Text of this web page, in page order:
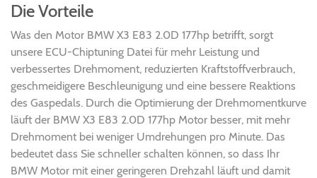
Die Vorteile
Was den Motor BMW X3 E83 2.0D 177hp betrifft, sorgt
unsere ECU-Chiptuning Datei für mehr Leistung und
verbessertes Drehmoment, reduzierten Kraftstoffverbrauch,
geschmeidigere Beschleunigung und eine bessere Reaktions
des Gaspedals. Durch die Optimierung der Drehmomentkurve
läuft der BMW X3 E83 2.0D 177hp Motor besser, mit mehr
Drehmoment bei weniger Umdrehungen pro Minute. Das
bedeutet dass Sie schneller schalten können, so dass Ihr
BMW Motor mit einer geringeren Drehzahl läuft und damit